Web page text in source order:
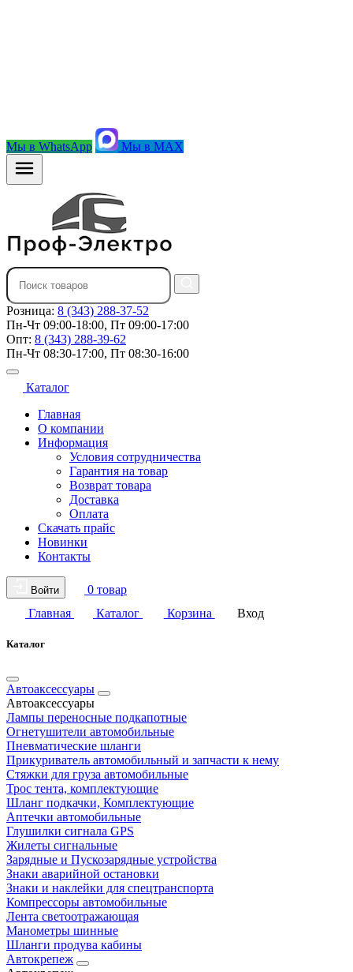
Мы в WhatsApp Мы в MAX
Розница: 8 (343) 288-37-52
Пн-Чт 09:00-18:00, Пт 09:00-17:00
Опт: 8 (343) 288-39-62
Пн-Чт 08:30-17:00, Пт 08:30-16:00
Каталог
Главная
О компании
Информация
Условия сотрудничества
Гарантия на товар
Возврат товара
Доставка
Оплата
Скачать прайс
Новинки
Контакты
Войти
0 товар
Главная
Каталог Корзина Вход
Каталог
Автоаксессуары
Автоаксессуары
Лампы переносные подкапотные
Огнетушители автомобильные
Пневматические шланги
Прикуриватель автомобильный и запчасти к нему
Стяжки для груза автомобильные
Трос тента, комплектующие
Шланг подкачки, Комплектующие
Аптечки автомобильные
Глушилки сигнала GPS
Жилеты сигнальные
Зарядные и Пускозарядные устройства
Знаки аварийной остановки
Знаки и наклейки для спецтранспорта
Компрессоры автомобильные
Лента светоотражающая
Манометры шинные
Шланги продува кабины
Автокрепеж